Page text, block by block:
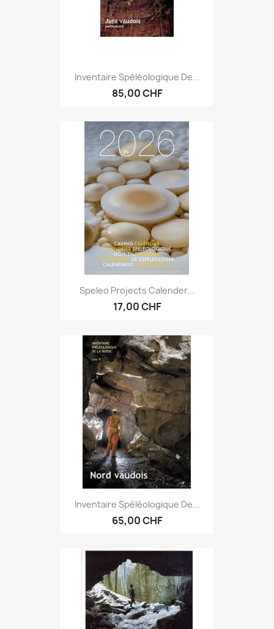
Inventaire Spéléologique De...
85,00 CHF
Speleo Projects Calender...
17,00 CHF
Inventaire Spéléologique De...
65,00 CHF